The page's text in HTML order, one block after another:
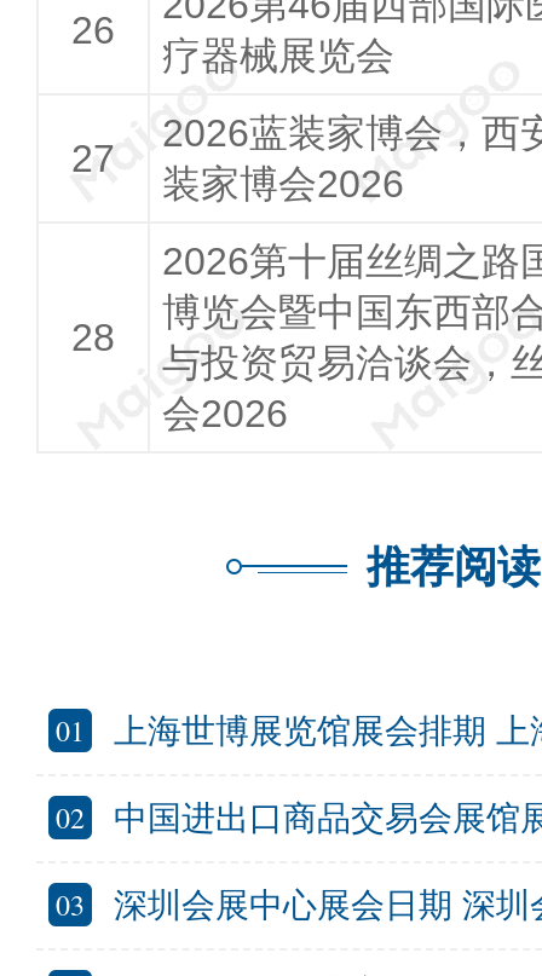
疗器械展览会
2026蓝装家博会，西
装家博会2026
2026第十届丝绸之路
博览会暨中国东西部
与投资贸易洽谈会，
会2026
推荐阅读
01 上海世博展览馆展会排期 上海
02 中国进出口商品交易会展馆展会信
03 深圳会展中心展会日期 深圳会展中心展会